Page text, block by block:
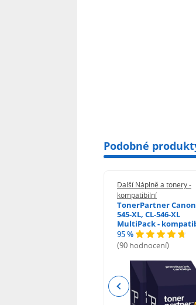
Podobné
Další Náplně a tonery -
kompatibilní
TonerPartner Canon
545-XL, CL-546-XL
MultiPack -
95 %
(90 hodnocení)
Previous